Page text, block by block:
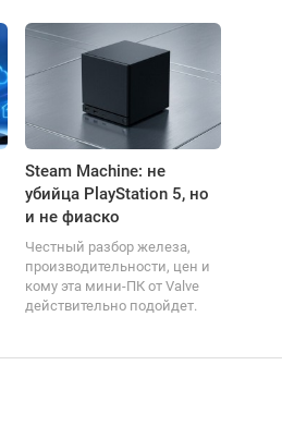
Steam Machine: не
убийца PlayStation 5, но
и не фиаско
Честный разбор железа,
производительности, цен и
кому эта мини-ПК от Valve
действительно подойдет.